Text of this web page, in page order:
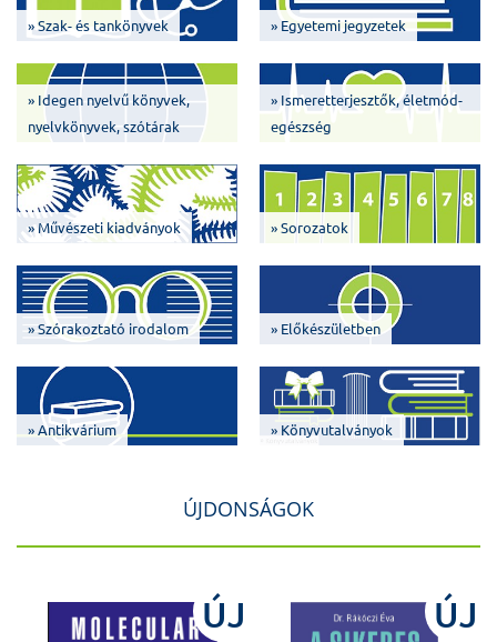
» Szak- és tankönyvek » Egyetemi jegyzetek
» Idegen nyelvű könyvek,
nyelvkönyvek, szótárak
» Ismeretterjesztők, életmód-
egészség
» Művészeti kiadványok » Sorozatok
» Szórakoztató irodalom » Előkészületben
» Antikvárium » Könyvutalványok
ÚJDONSÁGOK
ÚJ ÚJ